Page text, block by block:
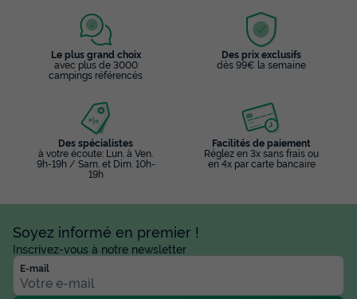
Le plus grand choix
avec plus de 3000
campings référencés
Des prix exclusifs
dès 99€ la semaine
Des spécialistes
à votre écoute: Lun. à Ven.
9h-19h / Sam. et Dim. 10h-
19h
Facilités de paiement
Réglez en 3x sans frais ou
en 4x par carte bancaire
Soyez informé en premier !
Inscrivez-vous à notre newsletter
E-mail